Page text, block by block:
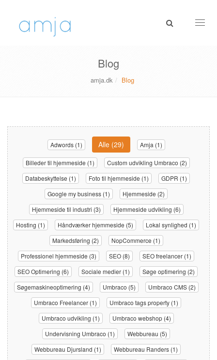
Blog
amja.dk Blog
Adwords (1) Alle (29) Amja (1)
Billeder til hjemmeside (1)
Custom udvikling Umbraco (2)
Databeskyttelse (1)
Foto til hjemmeside (1)
GDPR (1)
Google my business (1)
Hjemmeside (2)
Hjemmeside til industri (3)
Hjemmeside udvikling (6)
Hosting (1)
Håndværker hjemmeside (5)
Lokal synlighed (1)
Markedsføring (2)
NopCommerce (1)
Professionel hjemmeside (3)
SEO (8)
SEO freelancer (1)
SEO Optimering (6)
Sociale medier (1)
Søge optimering (2)
Søgemaskineoptimering (4)
Umbraco (5)
Umbraco CMS (2)
Umbraco Freelancer (1)
Umbraco tags property (1)
Umbraco udvikling (1)
Umbraco webshop (4)
Undervisning Umbraco (1)
Webbureau (5)
Webbureau Djursland (1)
Webbureau Randers (1)